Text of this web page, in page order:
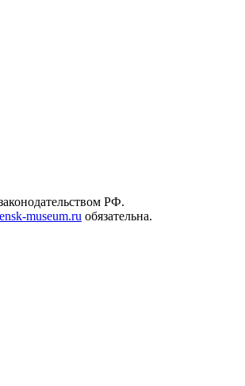
РФ.
museum.ru обязательна.